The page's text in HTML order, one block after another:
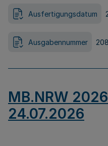
Ausfertigungsdatum
Ausgabennummer 208
MB.NRW
24.07.2026